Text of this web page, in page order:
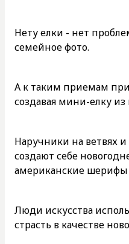
Нету елки - нет
семейное фото.
А к таким приемам
создавая мини-елку
Наручники на ветвях
создают себе
американские шерифы
Люди искусства
страсть в качестве